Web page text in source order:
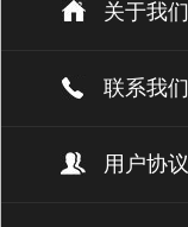
关于我们
联系我们
用户协议